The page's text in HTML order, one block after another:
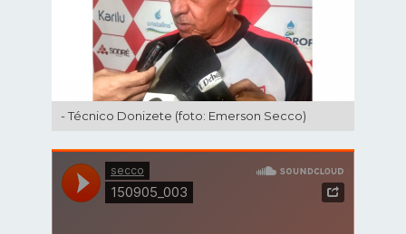
- Técnico Donizete (foto: Emerson Secco)